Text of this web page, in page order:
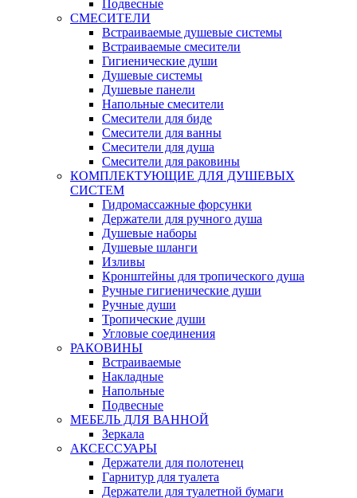
Подвесные
СМЕСИТЕЛИ
Встраиваемые душевые системы
Встраиваемые смесители
Гигиенические души
Душевые системы
Душевые панели
Напольные смесители
Смесители для биде
Смесители для ванны
Смесители для душа
Смесители для раковины
КОМПЛЕКТУЮЩИЕ ДЛЯ ДУШЕВЫХ
СИСТЕМ
Гидромассажные форсунки
Держатели для ручного душа
Душевые наборы
Душевые шланги
Изливы
Кронштейны для тропического душа
Ручные гигиенические души
Ручные души
Тропические души
Угловые соединения
РАКОВИНЫ
Встраиваемые
Накладные
Напольные
Подвесные
МЕБЕЛЬ ДЛЯ ВАННОЙ
Зеркала
АКСЕССУАРЫ
Держатели для полотенец
Гарнитур для туалета
Держатели для туалетной бумаги